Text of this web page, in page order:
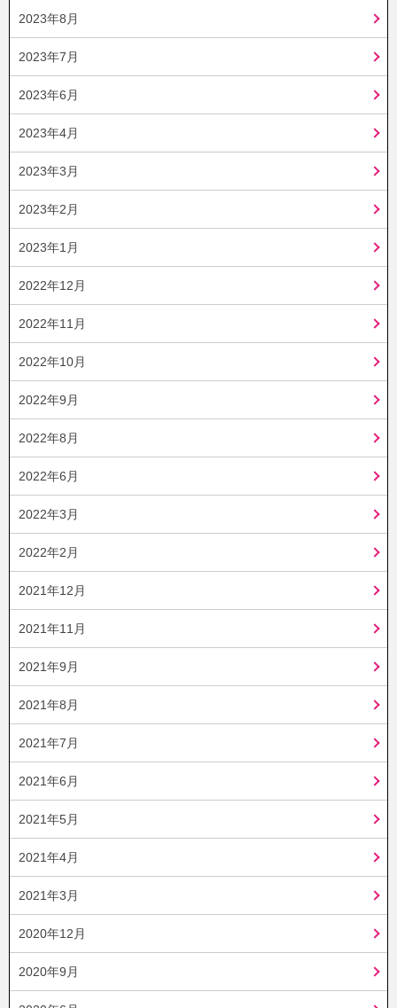
2023年8月
2023年7月
2023年6月
2023年4月
2023年3月
2023年2月
2023年1月
2022年12月
2022年11月
2022年10月
2022年9月
2022年8月
2022年6月
2022年3月
2022年2月
2021年12月
2021年11月
2021年9月
2021年8月
2021年7月
2021年6月
2021年5月
2021年4月
2021年3月
2020年12月
2020年9月